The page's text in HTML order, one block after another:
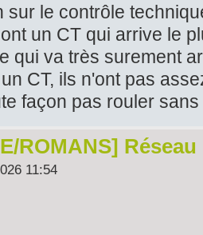
sur le contrôle
un CT qui arrive le
qui va très surement
CT, ils n'ont pas
façon pas rouler sans
ROMANS] Réseau
11:54